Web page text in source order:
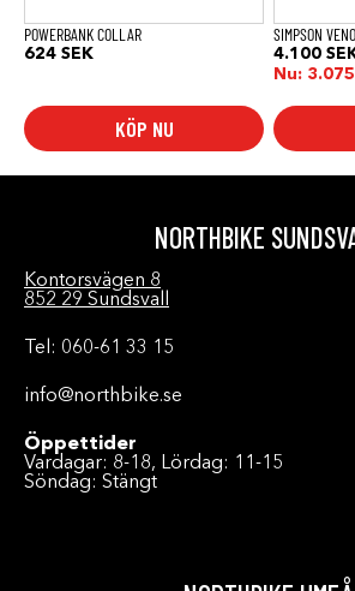
POWERBANK COLLAR
624 SEK
KÖP NU
SIMPSON
4.100
Nu: 3.075
NORTHBIKE
Kontorsvägen 8
852 29 Sundsvall
Tel: 060-61 33 15
info@northbike.se
Öppettider
Vardagar: 8-18, Lördag: 11-15
Söndag: Stängt